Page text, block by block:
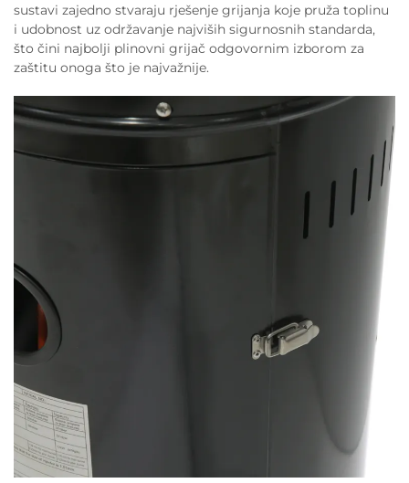
sustavi zajedno stvaraju rješenje grijanja koje pruža toplinu
i udobnost uz održavanje najviših sigurnosnih standarda,
što čini najbolji plinovni grijač odgovornim izborom za
zaštitu onoga što je najvažnije.